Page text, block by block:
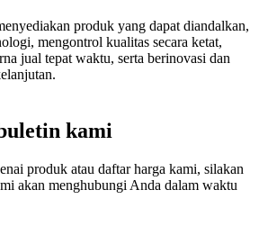
produk yang dapat diandalkan,
mengontrol kualitas secara ketat,
jual tepat waktu, serta berinovasi dan
kami
produk atau daftar harga kami, silakan
akan menghubungi Anda dalam waktu